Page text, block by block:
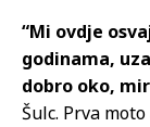
“Mi ovdje
godinama,
dobro oko,
Šulc. Prva